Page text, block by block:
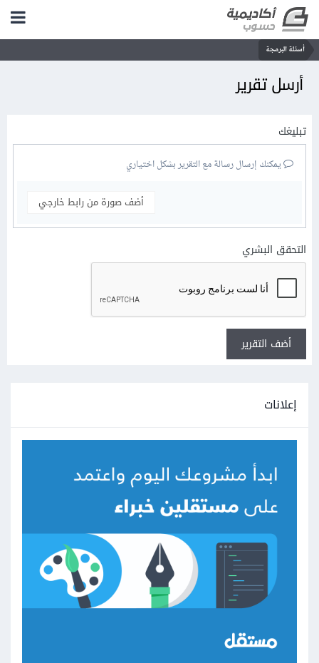
أسئلة البرمجة
أرسل تقرير
تبليغك
يمكنك إرسال رسالة مع التقرير بشكل اختياري
أضف صورة من رابط خارجي
التحقق البشري
أضف التقرير
إعلانات